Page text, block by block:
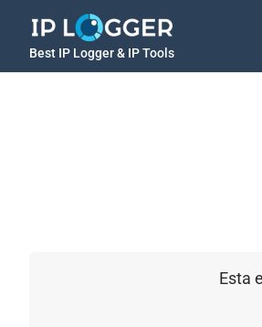
Best IP Logger & IP Tools